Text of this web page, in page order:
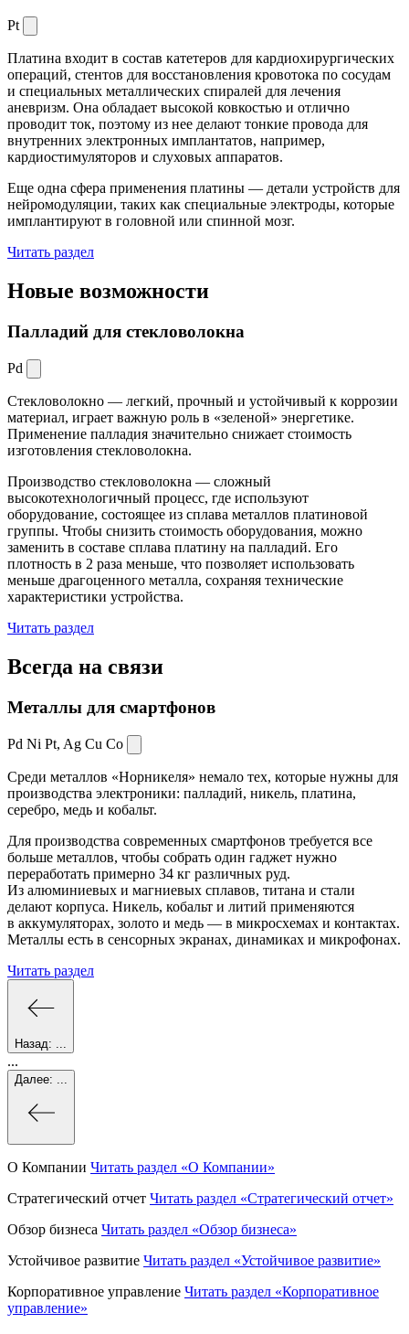
Pt
Платина входит в состав катетеров для кардиохирургических
операций, стентов для восстановления кровотока по сосудам
и специальных металлических спиралей для лечения
аневризм. Она обладает высокой ковкостью и отлично
проводит ток, поэтому из нее делают тонкие провода для
внутренних электронных имплантатов, например,
кардиостимуляторов и слуховых аппаратов.
Еще одна сфера применения платины — детали устройств для
нейромодуляции, таких как специальные электроды, которые
имплантируют в головной или спинной мозг.
Читать раздел
Новые возможности
Палладий для стекловолокна
Pd
Стекловолокно — легкий, прочный и устойчивый к коррозии
материал, играет важную роль в «зеленой» энергетике.
Применение палладия значительно снижает стоимость
изготовления стекловолокна.
Производство стекловолокна — сложный
высокотехнологичный процесс, где используют
оборудование, состоящее из сплава металлов платиновой
группы. Чтобы снизить стоимость оборудования, можно
заменить в составе сплава платину на палладий. Его
плотность в 2 раза меньше, что позволяет использовать
меньше драгоценного металла, сохраняя технические
характеристики устройства.
Читать раздел
Всегда на связи
Металлы для смартфонов
Pd Ni Pt, Ag Cu Co
Среди металлов «Норникеля» немало тех, которые нужны для
производства электроники: палладий, никель, платина,
серебро, медь и кобальт.
Для производства современных смартфонов требуется все
больше металлов, чтобы собрать один гаджет нужно
переработать примерно 34 кг различных руд.
Из алюминиевых и магниевых сплавов, титана и стали
делают корпуса. Никель, кобальт и литий применяются
в аккумуляторах, золото и медь — в микросхемах и контактах.
Металлы есть в сенсорных экранах, динамиках и микрофонах.
Читать раздел
Назад:
...
Далее:
О Компании Читать раздел «О Компании»
Стратегический отчет Читать раздел «Стратегический отчет»
Обзор бизнеса Читать раздел «Обзор бизнеса»
Устойчивое развитие Читать раздел «Устойчивое развитие»
Корпоративное управление Читать раздел «Корпоративное
управление»